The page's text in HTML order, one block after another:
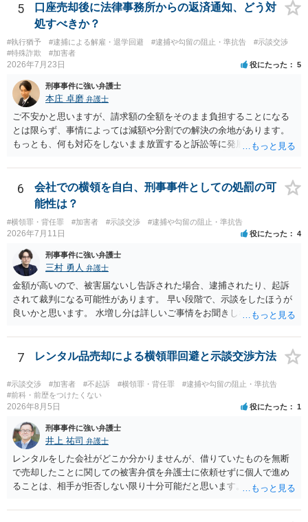
5
口座売却後に法律事務所からの返済通知、どう対
処すべきか？
#執行猶予 #逮捕による解雇・退学回避 #逮捕や勾留の阻止・準抗告
#示談交渉
#特殊詐欺
#加害者
2026年7月23日 役にたった 5
刑事事件に強い弁護士
本庄 卓磨 弁護士
ご不安かと思いますが、請求額の全額をそのまま負担することになる
とは限らず、事情によっては減額や分割での解決の余地があります。
もっとも、何も対応をしないまま放置すると訴訟等に発展してしまう
めします。
6
会社での横領を自白、刑事事件としての処罰の可
能性は？
#横領罪・背任罪 #加害者 #示談交渉 #逮捕や勾留の阻止・準抗告
2026年7月11日 役にたった 4
刑事事件に強い弁護士
三村 勇人 弁護士
金額が高いので、被害届ないし告訴された場合、逮捕されたり、起訴
されて裁判になる可能性があります。 早い段階で、示談をしたほうが
良いかと思います。 水増し分は詳しいご事情をお聞きしなければお答
7 レンタル品売却による横領罪回避と示談交渉方法
#示談交渉 #加害者 #不起訴 #横領罪・背任罪
#逮捕や勾留の阻止・準抗告
#前科・前歴をつけたくない
2026年8月5日 役にたった 1
刑事事件に強い弁護士
井上 祐司 弁護士
レンタルをした会社がどこか分かりませんが、借りていたものを無断
で売却したことに関しての被害弁償を弁護士に依頼せずに個人で進め
ることは、相手が拒否しない限り十分可能だと思います。 見積を出し
か）、弁護士に法律相談において助言をもらえば足りるでしょう。